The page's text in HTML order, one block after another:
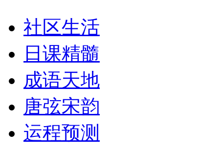
社区生活
日课精髓
成语天地
唐弦宋韵
运程预测